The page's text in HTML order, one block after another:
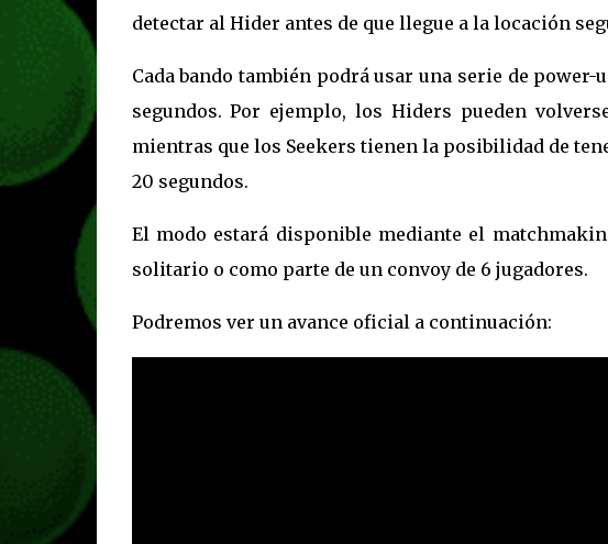
detectar al Hider antes de que llegue a la locación
Cada bando también podrá usar una serie de
segundos. Por ejemplo, los Hiders pueden
mientras que los Seekers tienen la posibilidad de
20 segundos.
El modo estará disponible mediante el
solitario o como parte de un convoy de 6 jugadores.
Podremos ver un avance oficial a continuación: